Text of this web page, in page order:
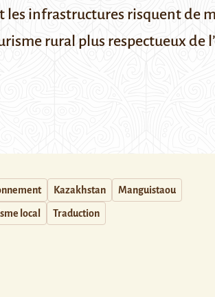
les infrastructures risquent de
rural plus respectueux de
Kazakhstan Manguistaou
local Traduction